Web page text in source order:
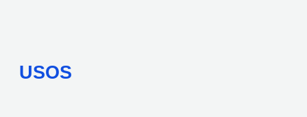
USOS